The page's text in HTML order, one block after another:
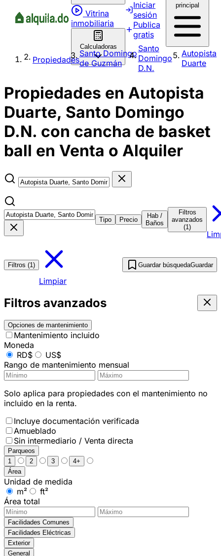
Vitrina
inmobiliaria
Calculadoras
Iniciar
sesión
Publica
gratis
principal
Propiedades
Santo Domingo
de Guzmán
Santo
Domingo
D.N.
Autopista
Duarte
Propiedades en Autopista
Duarte, Santo Domingo
D.N. con cancha de basket
ball en Venta o Alquiler
Tipo Precio
Hab /
Baños
Filtros
avanzados
(1)
Filtros (1)
Limpiar
Guardar búsquedaGuardar
Filtros avanzados
Opciones de mantenimiento
Mantenimiento incluido
Moneda
RD$
US$
Rango de mantenimiento mensual
Solo aplica para propiedades con el mantenimiento no
incluido en la renta.
Incluye documentación verificada
Amueblado
Sin intermediario / Venta directa
Parqueos
1
2 3
4+
Área
Unidad de medida
m²
ft²
Área total
Facilidades Comunes
Facilidades Eléctricas
Exterior
General